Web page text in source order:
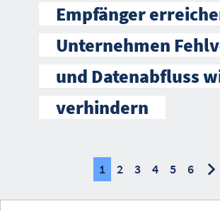
Empfänger
Unternehmen
und Datenabfluss
verhindern
1 2 3 4 5 6